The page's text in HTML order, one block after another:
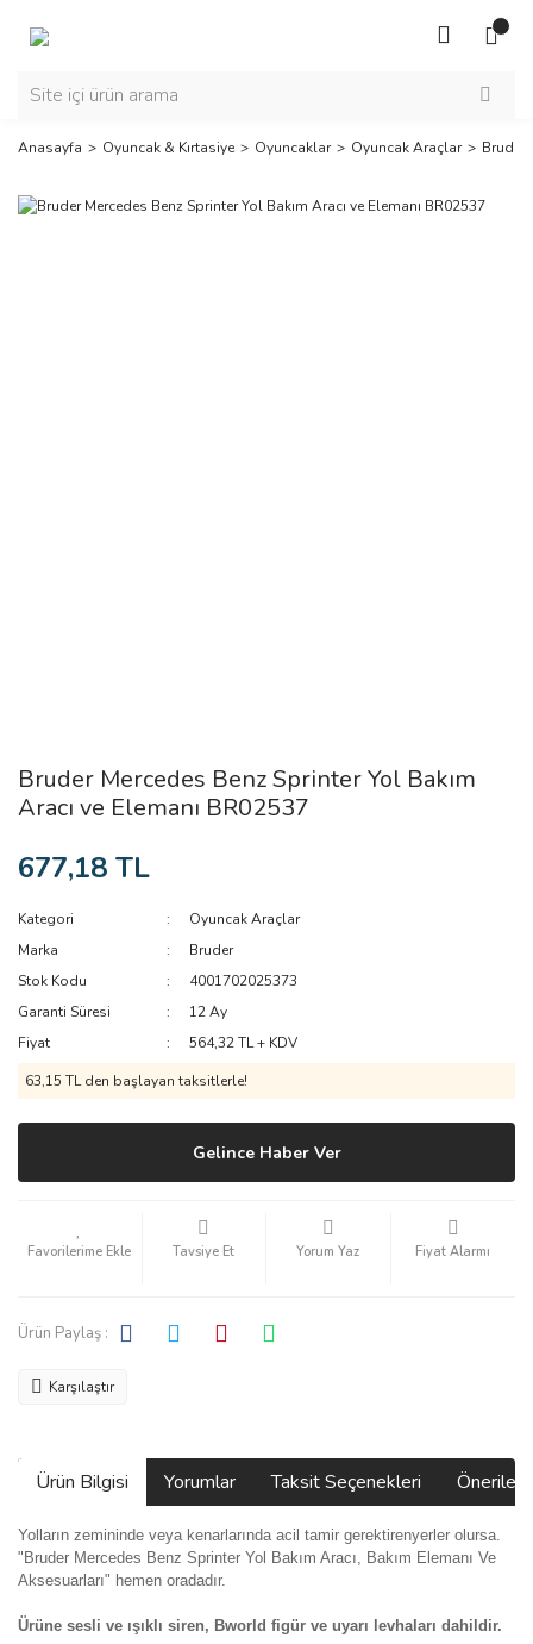
Anasayfa Oyuncak & Kırtasiye Oyuncaklar Oyuncak Araçlar Bruder
Bruder Mercedes Benz Sprinter Yol Bakım
Aracı ve Elemanı BR02537
677,18 TL
Kategori
Oyuncak Araçlar
Marka
Bruder
Stok Kodu
4001702025373
Garanti Süresi
12 Ay
Fiyat
564,32 TL + KDV
63,15 TL den başlayan taksitlerle!
Gelince Haber Ver
Tavsiye Et Yorum Yaz Fiyat Alarmı
Ürün Paylaş :
Karşılaştır
Ürün Bilgisi Yorumlar Taksit Seçenekleri
Yolların zemininde veya kenarlarında acil tamir gerektirenyerler olursa.
"Bruder Mercedes Benz Sprinter Yol Bakım Aracı, Bakım Elemanı Ve
Aksesuarları" hemen oradadır.
Ürüne sesli ve ışıklı siren, Bworld figür ve uyarı levhaları dahildir.